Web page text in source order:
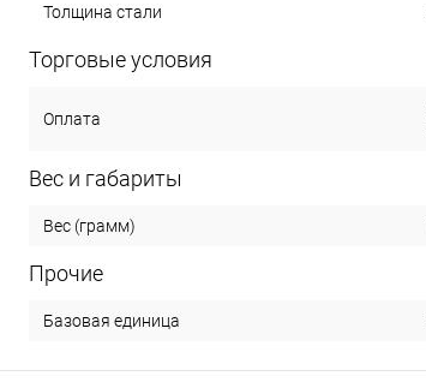
Толщина стали
Торговые условия
Оплата
Вес и габариты
Вес (грамм)
Прочие
Базовая единица